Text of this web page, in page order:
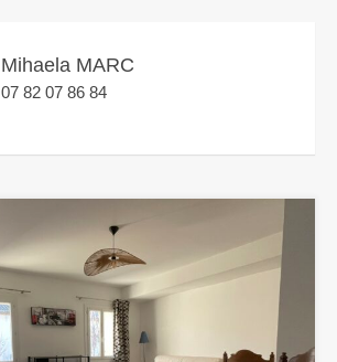
Mihaela MARC
07 82 07 86 84